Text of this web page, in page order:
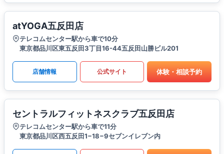
atYOGA五反田店
テレコムセンター駅から車で10分
東京都品川区東五反田3丁目16-44五反田山勝ビル201
店舗情報 公式サイト 体験・相談予約
セントラルフィットネスクラブ五反田店
テレコムセンター駅から車で11分
東京都品川区西五反田1−18−9セブンイレブン内